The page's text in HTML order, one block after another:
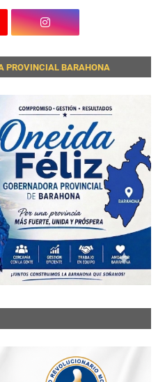
PROVINCIAL BARAHONA